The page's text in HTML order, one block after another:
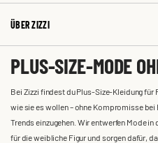
ÜBER ZIZZI
PLUS-SIZE-MODE
Bei Zizzi findest du Plus-Size-Kleidung für
wie sie es wollen – ohne Kompromisse
Trends einzugehen. Wir entwerfen Mode
für die weibliche Figur und sorgen dafür,